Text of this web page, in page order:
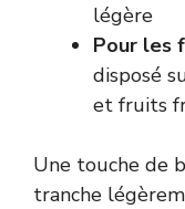
légère
Pour les
disposé
et fruits
Une touche de
tranche